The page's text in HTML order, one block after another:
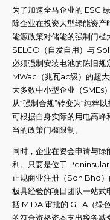
为了加速全马企业的 ESG
除企业在投资大型绿能资
能源政策对储能的强制门槛
SELCO（自发自用）与
必须强制安装电池的陈旧规
MWac（兆瓦ac级）的超
大多数中小型企业（SMEs
从“强制合规”转变为“纯粹
可根据自身实际的用电高峰
当的政策门槛限制。
同时，企业在资金申请与
利。只要是位于
正规商业注册（Sdn Bhd
极具经验的项目团队一站
括 MIDA 审批的 GITA（
的符合资格资本支出税务